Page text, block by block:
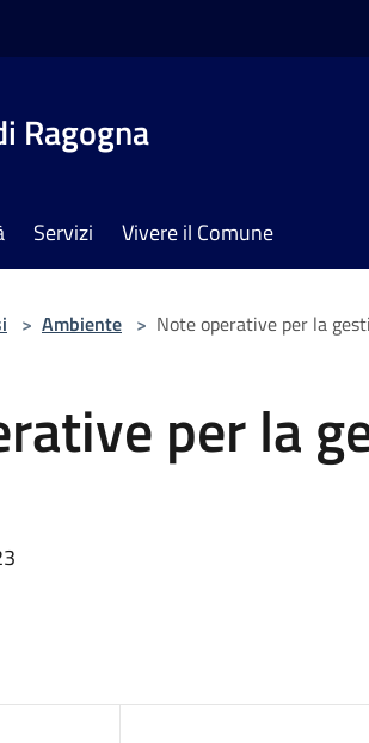
Ragogna
Servizi Vivere il Comune
> Ambiente > Note operative per la
per la